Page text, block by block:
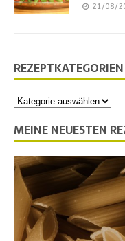
21/08/
REZEPTKATEGORIEN
MEINE NEUESTEN